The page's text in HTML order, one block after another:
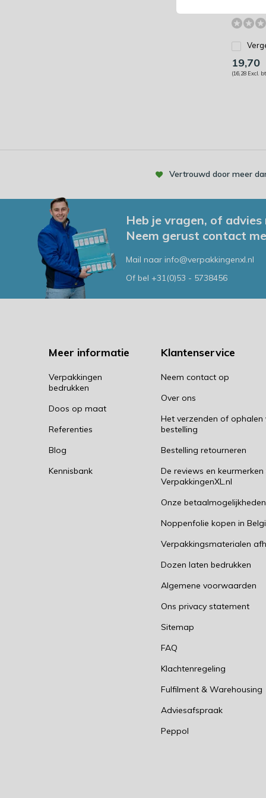
19,70
(16,28 Excl.
Vertrouwd door meer
Heb je vragen, of advies
Neem gerust contact
Mail naar info@verpakkingenxl.nl
Of bel +31(0)53 - 5738456
Meer informatie
Verpakkingen
bedrukken
Doos op maat
Referenties
Blog
Kennisbank
Klantenservice
Neem contact op
Over ons
Het verzenden of ophalen
bestelling
Bestelling retourneren
De reviews en keurmerken
VerpakkingenXL.nl
Onze betaalmogelijkheden
Noppenfolie kopen in
Verpakkingsmaterialen
Dozen laten bedrukken
Algemene voorwaarden
Ons privacy statement
Sitemap
FAQ
Klachtenregeling
Fulfilment & Warehousing
Adviesafspraak
Peppol